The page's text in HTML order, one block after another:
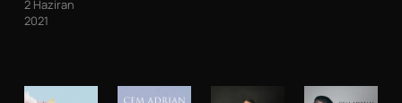
2 Haziran
2021